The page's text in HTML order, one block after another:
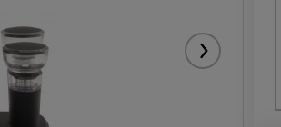
Järgmised